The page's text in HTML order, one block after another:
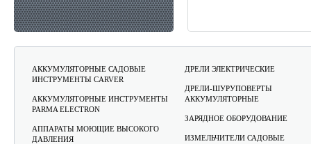
АККУМУЛЯТОРНЫЕ САДОВЫЕ
ИНСТРУМЕНТЫ CARVER
АККУМУЛЯТОРНЫЕ ИНСТРУМЕНТЫ
PARMA ELECTRON
АППАРАТЫ МОЮЩИЕ ВЫСОКОГО
ДАВЛЕНИЯ
ДРЕЛИ ЭЛЕКТРИЧЕСКИЕ
ДРЕЛИ-ШУРУПОВЕРТЫ
АККУМУЛЯТОРНЫЕ
ЗАРЯДНОЕ ОБОРУДОВАНИЕ
ИЗМЕЛЬЧИТЕЛИ САДОВЫЕ